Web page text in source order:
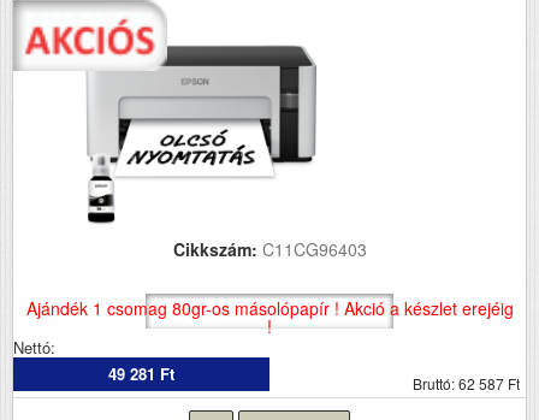
Cikkszám: C11CG96403
Ajándék 1 csomag 80gr-os másolópapír ! Akció a készlet erejéig
!
Nettó:
49 281 Ft
Bruttó: 62 587 Ft